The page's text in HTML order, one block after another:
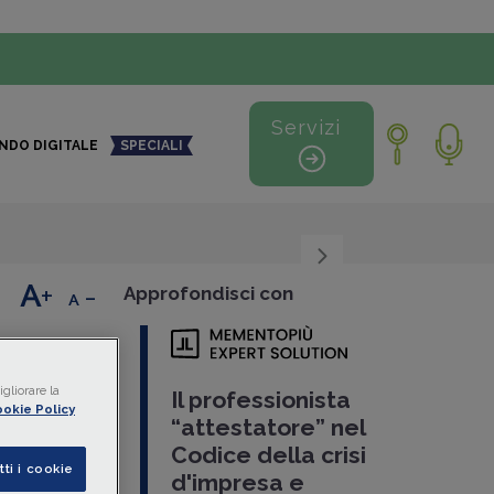
DIGITALE SPECIALI
Servizi
dal
allorché
+ - Approfondisci con
Il professionista
“attestatore” nel
Codice della crisi
d'impresa e
la
Policy
i cookie